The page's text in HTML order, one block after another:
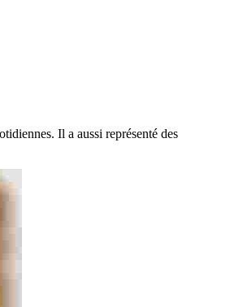
Il a aussi représenté des